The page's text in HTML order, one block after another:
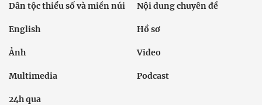
Dân tộc thiểu số và miền núi Nội dung chuyên đề
English Hồ sơ
Ảnh Video
Multimedia Podcast
24h qua